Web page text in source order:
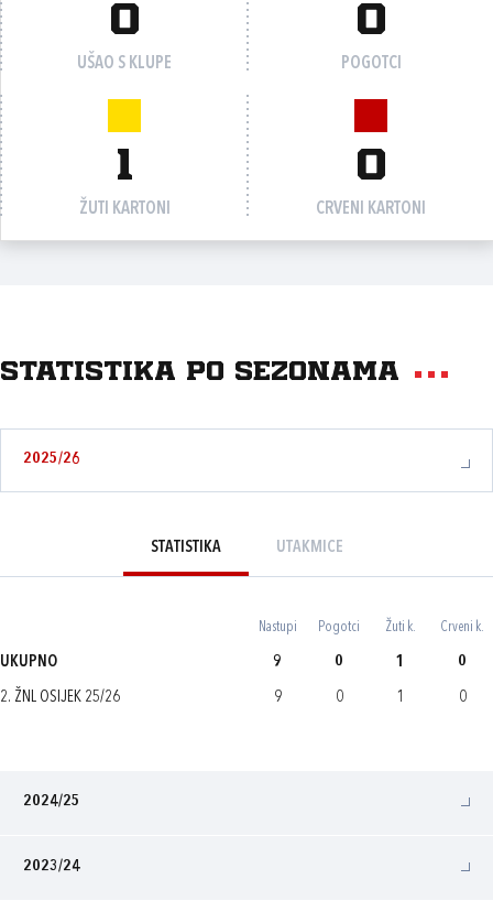
0
UŠAO S KLUPE
0
POGOTCI
1
ŽUTI KARTONI
0
CRVENI KARTONI
Statistika po sezonama
2025/26
STATISTIKA UTAKMICE
Nastupi Pogotci Žuti k. Crveni k.
UKUPNO 9 0 1 0
2. ŽNL OSIJEK 25/26 9 0 1 0
2024/25
2023/24